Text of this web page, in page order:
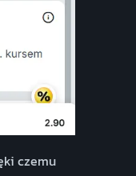
czemu